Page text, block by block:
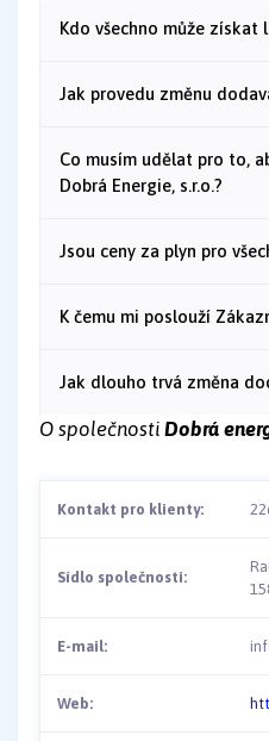
Kdo všechno může získat
Jak provedu změnu
Co musím udělat pro to,
Dobrá Energie, s.r.o.?
Jsou ceny za plyn pro
K čemu mi poslouží
Jak dlouho trvá změna
O společnosti Dobrá
Kontakt pro klienty:
Sídlo společnosti:
E-mail:
Web: